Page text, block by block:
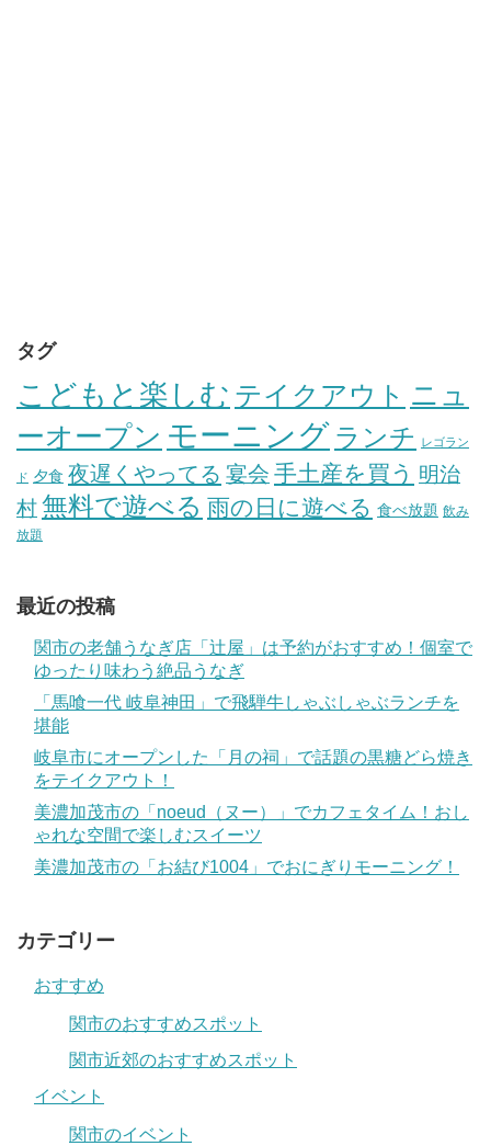
タグ
こどもと楽しむ テイクアウト ニュ
ーオープン モーニング ランチ レゴラン
ド 夕食 夜遅くやってる 宴会 手土産を買う 明治
村無料で遊べる 雨の日に遊べる 食べ放題 飲み
放題
最近の投稿
関市の老舗うなぎ店「辻屋」は予約がおすすめ！個室で
ゆったり味わう絶品うなぎ
「馬喰一代 岐阜神田」で飛騨牛しゃぶしゃぶランチを
堪能
岐阜市にオープンした「月の祠」で話題の黒糖どら焼き
をテイクアウト！
美濃加茂市の「noeud（ヌー）」でカフェタイム！おし
ゃれな空間で楽しむスイーツ
美濃加茂市の「お結び1004」でおにぎりモーニング！
カテゴリー
おすすめ
関市のおすすめスポット
関市近郊のおすすめスポット
イベント
関市のイベント